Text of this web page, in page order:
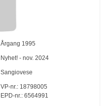
Årgang 1995
Nyhet! - nov. 2024
Sangiovese
VP-nr.: 18798005
EPD-nr.: 6564991